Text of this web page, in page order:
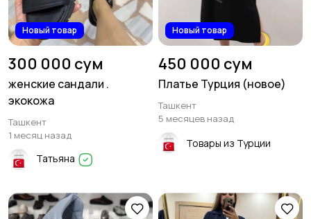
Новый товар
300 000 сум
женские сандали .
экокожа
Ташкент
1 месяц назад
Татьяна
Новый товар
450 000 сум
Платье Турция (новое)
Ташкент
5 месяцев назад
Товары из Турции